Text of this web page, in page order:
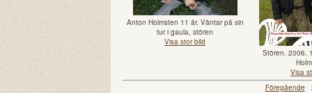
Anton Holmsten 11 år. Väntar på sin
tur i gaula, stören
Visa stor bild
Stören. 2006.
Visa
Föregående